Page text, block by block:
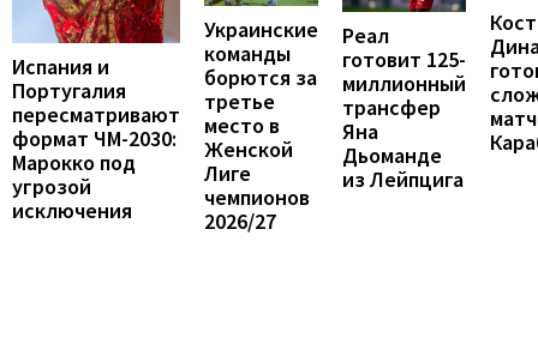
Испания и
Португалия
пересматривают
формат ЧМ-2030:
Марокко под
угрозой
исключения
Украинские
команды
борются за
третье
место в
Женской
Лиге
чемпионов
2026/27
Реал
готовит 125-
миллионный
трансфер
Яна
Дьоманде
из Лейпцига